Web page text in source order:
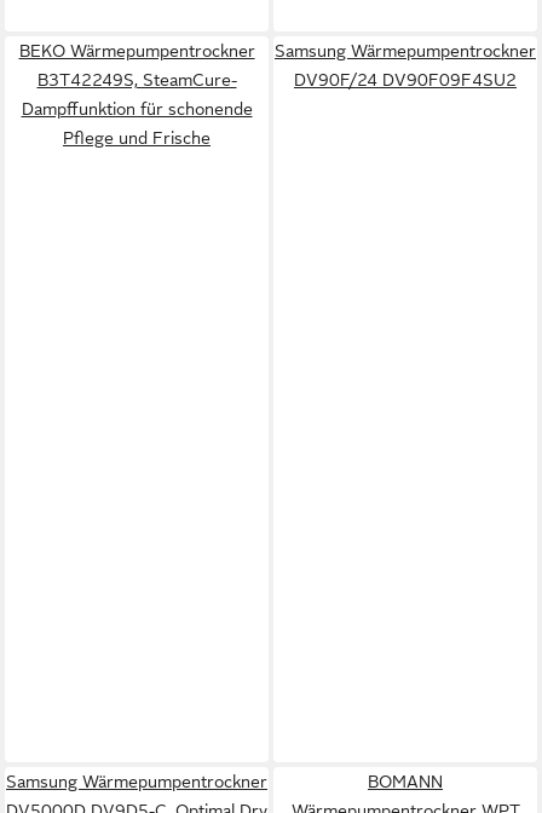
BEKO Wärmepumpentrockner
B3T42249S, SteamCure-
Dampffunktion für schonende
Pflege und Frische
Samsung Wärmepumpentrockner
DV90F/24 DV90F09F4SU2
Samsung Wärmepumpentrockner
BOMANN